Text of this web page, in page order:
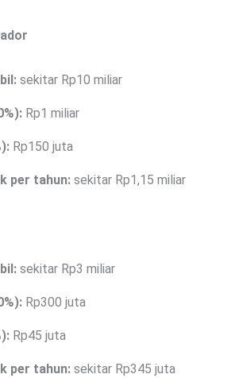
sekitar Rp10 miliar
Rp1 miliar
Rp150 juta
per tahun: sekitar Rp1,15 miliar
sekitar Rp3 miliar
Rp300 juta
Rp45 juta
per tahun: sekitar Rp345 juta